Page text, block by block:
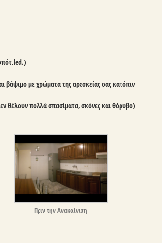
βάψιμο με χρώματα της αρεσκείας σας κατόπιν
θέλουν πολλά σπασίματα, σκόνες και θόρυβο)
Πριν την Ανακαίνιση